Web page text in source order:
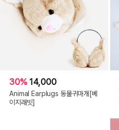
30% 14,000
Animal Earplugs 동물귀마개[베
이지래빗]